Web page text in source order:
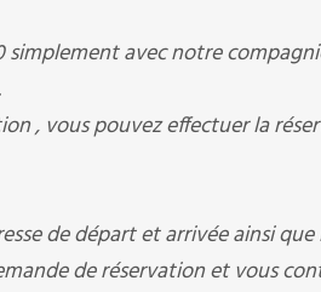
avec notre
, vous pouvez effectuer la
de départ et arrivée ainsi
de réservation et vous